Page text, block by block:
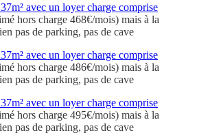
avec un loyer charge comprise
hors charge 468€/mois) mais à la
pas de parking, pas de cave
avec un loyer charge comprise
hors charge 486€/mois) mais à la
pas de parking, pas de cave
avec un loyer charge comprise
hors charge 495€/mois) mais à la
pas de parking, pas de cave